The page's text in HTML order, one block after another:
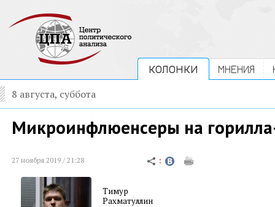
КОЛОНКИ МНЕНИЯ
8 августа, суббота
Микроинфлюенсеры на
27 ноября 2019 / 21:28
Тимур
Рахматуллин